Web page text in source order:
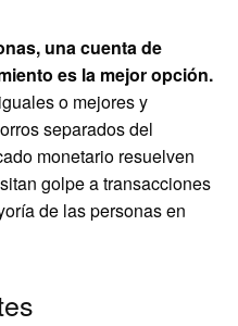
una cuenta de
es la mejor opción.
o mejores y
separados del
monetario resuelven
golpe a transacciones
de las personas en